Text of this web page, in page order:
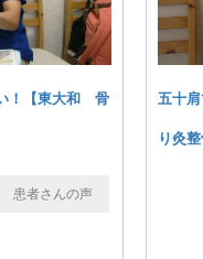
！【東大和 骨
患者さんの声
五十
り灸整